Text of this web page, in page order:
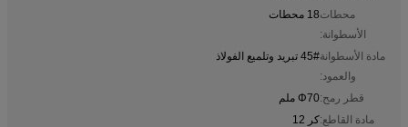
محطات
الأسطوانة:
18 محطات
مادة الأسطوانة
والعمود:
45# تبريد وتلميع الفولاذ
قطر رمح:Φ70 ملم
مادة القاطع:كر 12